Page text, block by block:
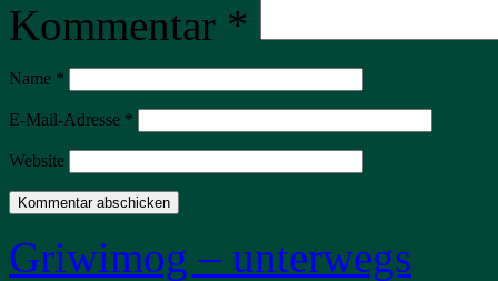
Kommentar *
Name *
E-Mail-Adresse *
Website
Griwimog – unterwegs